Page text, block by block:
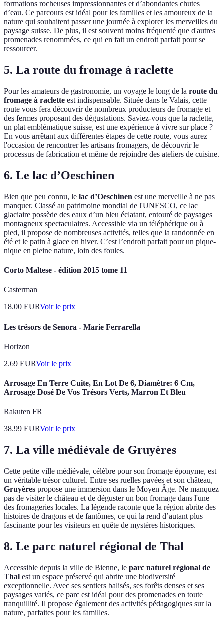
formations rocheuses impressionnantes et d’abondantes chutes
d’eau. Ce parcours est idéal pour les familles et les amoureux de la
nature qui souhaitent passer une journée à explorer les merveilles du
paysage suisse. De plus, il est souvent moins fréquenté que d'autres
promenades renommées, ce qui en fait un endroit parfait pour se
ressourcer.
5. La route du fromage à raclette
Pour les amateurs de gastronomie, un voyage le long de la route du
fromage à raclette est indispensable. Située dans le Valais, cette
route vous fera découvrir de nombreux producteurs de fromage et
des fermes proposant des dégustations. Saviez-vous que la raclette,
un plat emblématique suisse, est une expérience à vivre sur place ?
En vous arrêtant aux différentes étapes de cette route, vous aurez
l'occasion de rencontrer les artisans fromagers, de découvrir le
processus de fabrication et même de rejoindre des ateliers de cuisine.
6. Le lac d’Oeschinen
Bien que peu connu, le lac d’Oeschinen est une merveille à ne pas
manquer. Classé au patrimoine mondial de l'UNESCO, ce lac
glaciaire possède des eaux d’un bleu éclatant, entouré de paysages
montagneux spectaculaires. Accessible via un téléphérique ou à
pied, il propose de nombreuses activités, telles que la randonnée en
été et le patin à glace en hiver. C’est l’endroit parfait pour un pique-
nique en pleine nature, loin des foules.
Corto Maltese - édition 2015 tome 11
Casterman
18.00 EURVoir le prix
Les trésors de Senora - Marie Ferrarella
Horizon
2.69 EURVoir le prix
Arrosage En Terre Cuite, En Lot De 6, Diamètre: 6 Cm,
Arrosage Dosé De Vos Trésors Verts, Marron Et Bleu
Rakuten FR
38.99 EURVoir le prix
7. La ville médiévale de Gruyères
Cette petite ville médiévale, célèbre pour son fromage éponyme, est
un véritable trésor culturel. Entre ses ruelles pavées et son château,
Gruyères propose une immersion dans le Moyen Âge. Ne manquez
pas de visiter le château et de déguster un bon fromage dans l'une
des fromageries locales. La légende raconte que la région abrite des
histoires de dragons et de fantômes, ce qui la rend d’autant plus
fascinante pour les visiteurs en quête de mystères historiques.
8. Le parc naturel régional de Thal
Accessible depuis la ville de Bienne, le parc naturel régional de
Thal est un espace préservé qui abrite une biodiversité
exceptionnelle. Avec ses sentiers balisés, ses forêts denses et ses
paysages variés, ce parc est idéal pour des promenades en toute
tranquillité. Il propose également des activités pédagogiques sur la
nature, parfaites pour les familles.